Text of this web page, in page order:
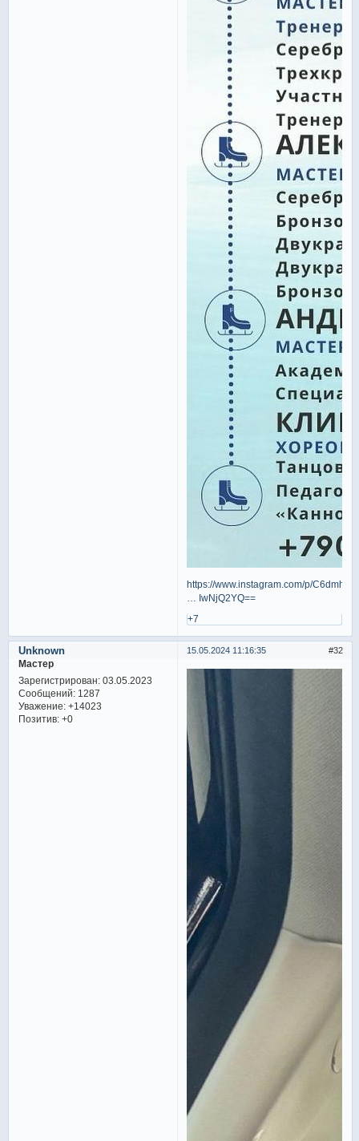
https://www.instagram.com/p/
… IwNjQ2YQ==
+7
32
15.05.2024 11:16:35
Unknown
Мастер
Зарегистрирован: 03.05.2023
Сообщений:1287
Уважение: +14023
Позитив: +0